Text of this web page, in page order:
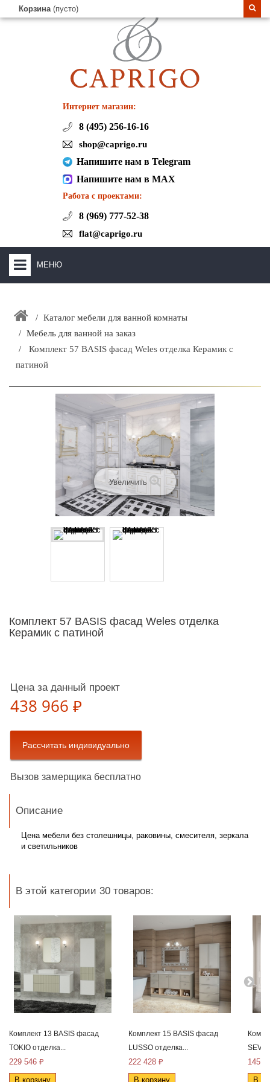
Корзина (пусто)
Интернет магазин:
8 (495) 256-16-16
shop@caprigo.ru
Напишите нам в Telegram
Напишите нам в MAX
Работа с проектами:
8 (969) 777-52-38
flat@caprigo.ru
МЕНЮ
ЗАКАЗАТЬ РАСЧЕТ КУХНИ CAPRIGO
КАТАЛОГ МЕБЕЛИ ДЛЯ ВАННОЙ КОМНАТЫ
+
САНТЕХНИКА
ДОСТАВКА И ВОЗВРАТ
Каталог мебели для ванной комнаты
Мебель для ванной на заказ
Комплект 57 BASIS фасад Weles отделка Керамик с
патиной
Увеличить
Комплект 57 BASIS фасад Weles отделка
Керамик с патиной
Цена за данный проект
438 966 ₽
Вызов замерщика бесплатно
Описание
Цена мебели без столешницы, раковины, смесителя, зеркала
и светильников
В этой категории 30 товаров:
Комплект 13 BASIS фасад
TOKIO отделка...
229 546 ₽
В корзину
Комплект 15 BASIS фасад
LUSSO отделка...
222 428 ₽
В корзину
145
В